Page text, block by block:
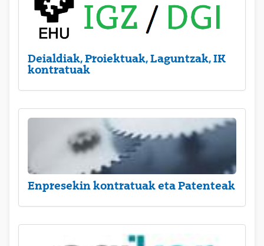
Deialdiak, Proiektuak, Laguntzak, IK
kontratuak
Enpresekin kontratuak eta Patenteak